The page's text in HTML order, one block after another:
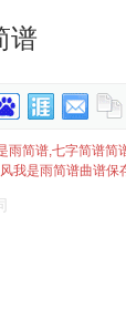
谱
简谱,七字简谱简
我是雨简谱曲谱保